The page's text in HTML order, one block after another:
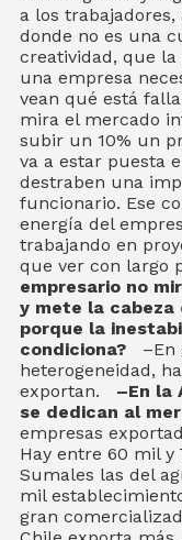
a los trabajadores,
donde no es una
creatividad, que la
una empresa
vean qué está
mira el mercado
subir un 10% un
va a estar puesta
destraben una
funcionario. Ese
energía del
trabajando en
que ver con largo
empresario no
y mete la cabeza
porque la
condiciona? –En
heterogeneidad,
exportan. –En la
se dedican al
empresas
Hay entre 60 mil
Sumales las del
mil
gran